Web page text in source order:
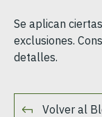
Se aplican
exclusiones.
detalles.
Volver al